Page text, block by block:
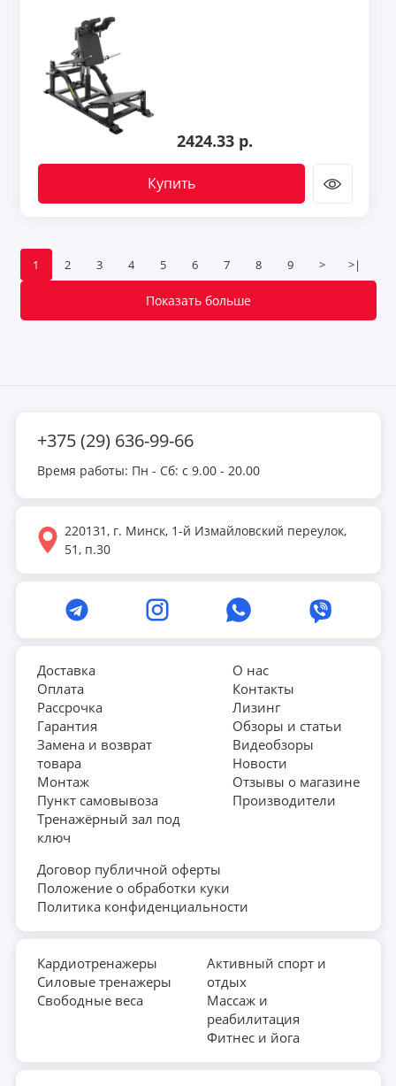
2424.33 р.
Купить
1 2 3 4 5 6 7 8 9 > >|
Показать больше
+375 (29) 636-99-66
Время работы: Пн - Сб: с 9.00 - 20.00
220131, г. Минск, 1-й Измайловский переулок,
51, п.30
Доставка
Оплата
Рассрочка
Гарантия
Замена и возврат
товара
Монтаж
Пункт самовывоза
Тренажёрный зал под
ключ
О нас
Контакты
Лизинг
Обзоры и статьи
Видеобзоры
Новости
Отзывы о магазине
Производители
Договор публичной оферты
Положение о обработки куки
Политика конфиденциальности
Кардиотренажеры
Силовые тренажеры
Свободные веса
Активный спорт и
отдых
Массаж и
реабилитация
Фитнес и йога